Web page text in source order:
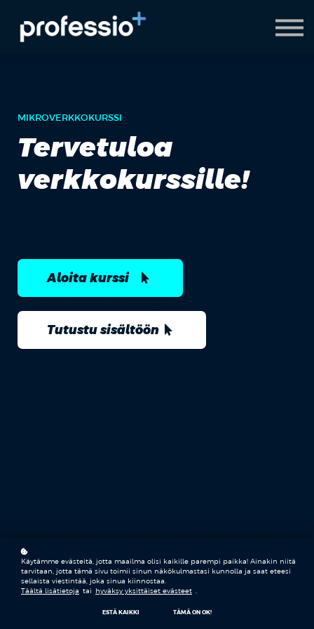
AI Coach
Pyydä demo
MIKROVERKKOKURSSI
Tervetuloa
verkkokurssille!
Aloita kurssi
Tutustu sisältöön
Käytämme evästeitä, jotta maailma olisi kaikille parempi paikka! Ainakin niitä
tarvitaan, jotta tämä sivu toimii sinun näkökulmastasi kunnolla ja saat eteesi
sellaista viestintää, joka sinua kiinnostaa.
Täältä lisätietoja tai hyväksy yksittäiset evästeet
ESTÄ KAIKKI TÄMÄ ON OK!